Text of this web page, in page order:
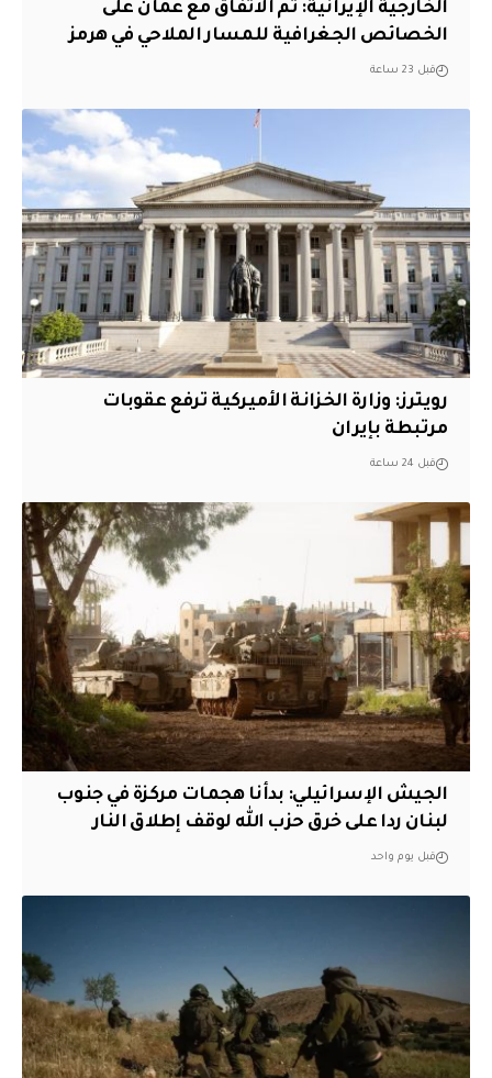
‏الخارجية الإيرانية: تم الاتفاق مع عُمان على
الخصائص الجغرافية للمسار الملاحي في هرمز
قبل 23 ساعة
‏رويترز: وزارة الخزانة الأميركية ترفع عقوبات
مرتبطة بإيران
قبل 24 ساعة
الجيش الإسرائيلي: بدأنا هجمات مركزة في جنوب
لبنان ردا على خرق حزب الله لوقف إطلاق النار
قبل يوم واحد